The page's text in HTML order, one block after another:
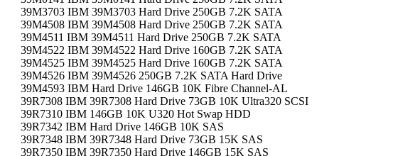
39M3703 IBM 39M3703 Hard Drive 250GB 7.2K SATA
39M4508 IBM 39M4508 Hard Drive 250GB 7.2K SATA
39M4511 IBM 39M4511 Hard Drive 250GB 7.2K SATA
39M4522 IBM 39M4522 Hard Drive 160GB 7.2K SATA
39M4525 IBM 39M4525 Hard Drive 160GB 7.2K SATA
39M4526 IBM 39M4526 250GB 7.2K SATA Hard Drive
39M4593 IBM Hard Drive 146GB 10K Fibre Channel-AL
39R7308 IBM 39R7308 Hard Drive 73GB 10K Ultra320 SCSI
39R7310 IBM 146GB 10K U320 Hot Swap HDD
39R7342 IBM Hard Drive 146GB 10K SAS
39R7348 IBM 39R7348 Hard Drive 73GB 15K SAS
39R7350 IBM 39R7350 Hard Drive 146GB 15K SAS